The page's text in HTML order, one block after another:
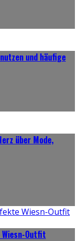
und häufige
über Mode,
Outfit